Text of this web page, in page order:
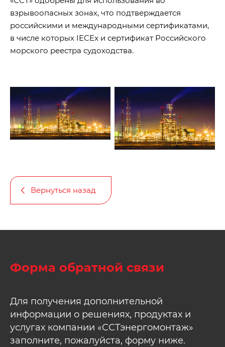
взрывоопасных зонах, что подтверждается
российскими и международными сертификатами,
в числе которых IECEx и сертификат Российского
морского реестра судоходства.
Вернуться назад
Форма обратной связи
Для получения дополнительной
информации о решениях, продуктах и
услугах компании «ССТэнергомонтаж»
заполните, пожалуйста, форму ниже.